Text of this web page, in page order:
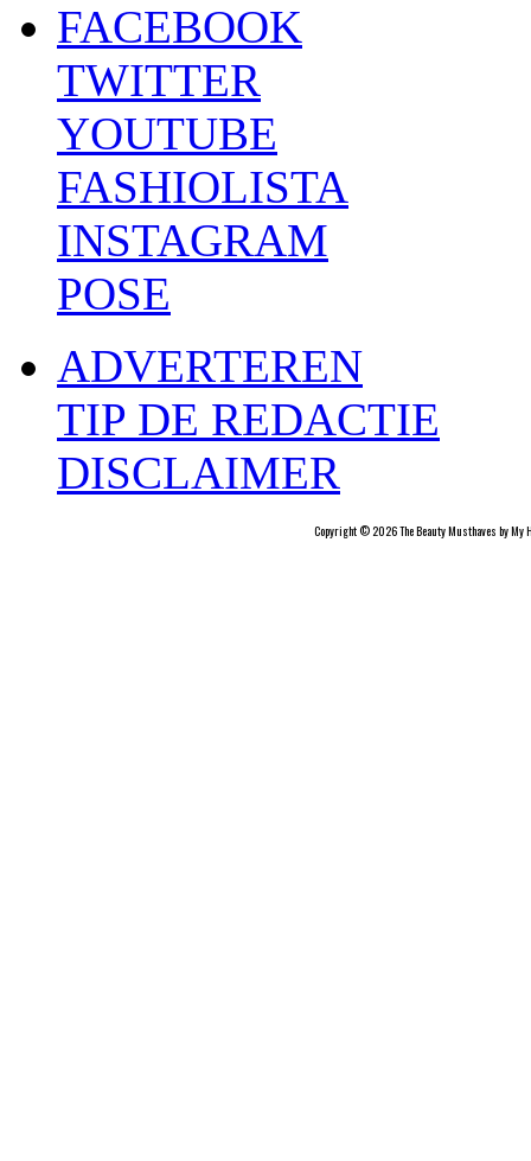
FACEBOOK
TWITTER
YOUTUBE
FASHIOLISTA
INSTAGRAM
POSE
ADVERTEREN
TIP DE REDACTIE
DISCLAIMER
Copyright © 2026 The Beauty Musthaves by My